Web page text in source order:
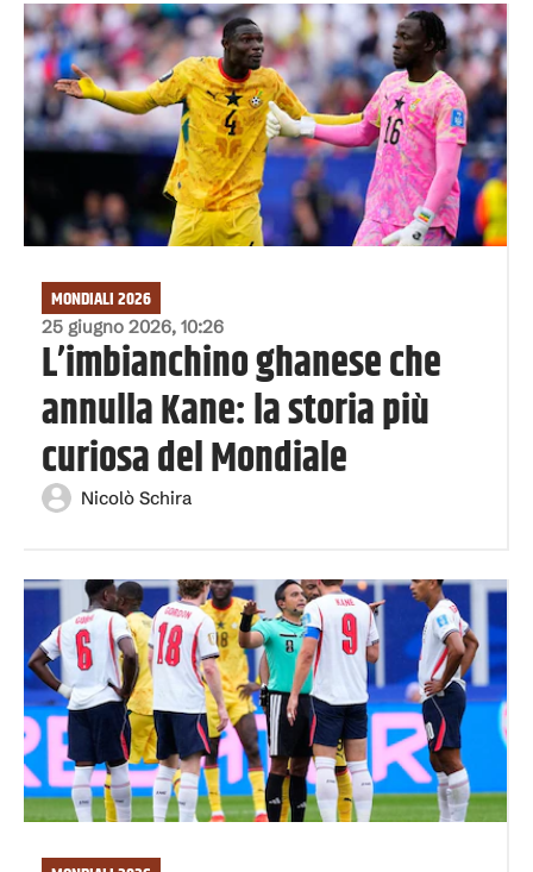
25 giugno 2026, 10:26
MONDIALI 2026
L’imbianchino ghanese che
annulla Kane: la storia più
curiosa del Mondiale
Nicolò Schira